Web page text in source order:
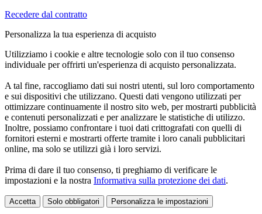
Recedere dal contratto
Personalizza la tua esperienza di acquisto
Utilizziamo i cookie e altre tecnologie solo con il tuo consenso
individuale per offrirti un'esperienza di acquisto personalizzata.
A tal fine, raccogliamo dati sui nostri utenti, sul loro comportamento
e sui dispositivi che utilizzano. Questi dati vengono utilizzati per
ottimizzare continuamente il nostro sito web, per mostrarti pubblicità
e contenuti personalizzati e per analizzare le statistiche di utilizzo.
Inoltre, possiamo confrontare i tuoi dati crittografati con quelli di
fornitori esterni e mostrarti offerte tramite i loro canali pubblicitari
online, ma solo se utilizzi già i loro servizi.
Prima di dare il tuo consenso, ti preghiamo di verificare le
impostazioni e la nostra Informativa sulla protezione dei dati.
Accetta Solo obbligatori Personalizza le impostazioni